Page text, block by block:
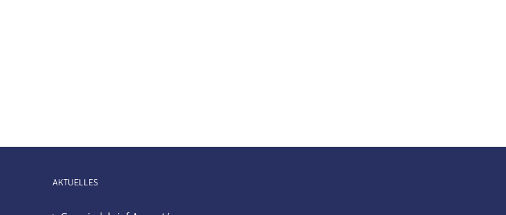
AKTUELLES